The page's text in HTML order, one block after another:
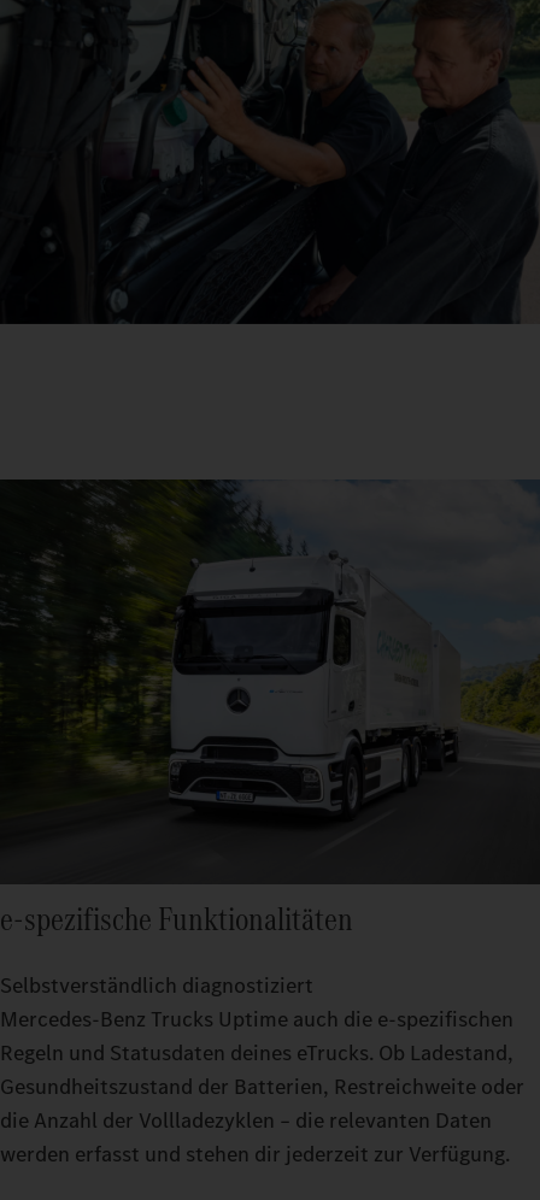
e‑spezifische Funktionalitäten
Selbstverständlich diagnostiziert
Mercedes‑Benz Trucks Uptime auch die e‑spezifischen
Regeln und Statusdaten deines eTrucks. Ob Ladestand,
Gesundheitszustand der Batterien, Restreichweite oder
die Anzahl der Vollladezyklen – die relevanten Daten
werden erfasst und stehen dir jederzeit zur Verfügung.